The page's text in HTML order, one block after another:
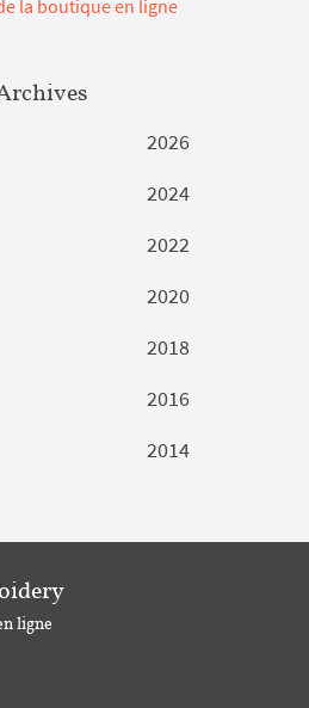
la boutique en ligne
2026
2024
2022
2020
2018
2016
2014
ligne